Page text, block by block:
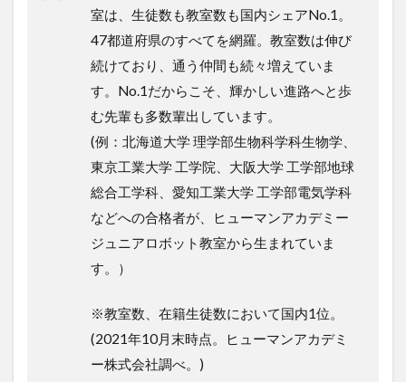
室は、生徒数も教室数も国内シェアNo.1。
47都道府県のすべてを網羅。教室数は伸び
続けており、通う仲間も続々増えていま
す。No.1だからこそ、輝かしい進路へと歩
む先輩も多数輩出しています。
(例：北海道大学 理学部生物科学科生物学、
東京工業大学 工学院、大阪大学 工学部地球
総合工学科、愛知工業大学 工学部電気学科
などへの合格者が、ヒューマンアカデミー
ジュニアロボット教室から生まれていま
す。）
※教室数、在籍生徒数において国内1位。
(2021年10月末時点。ヒューマンアカデミ
ー株式会社調べ。)